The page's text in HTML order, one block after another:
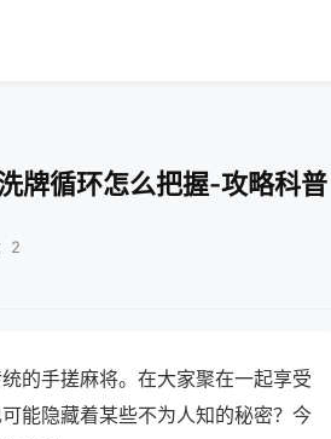
牌循环怎么把握-攻略科普
2
的手搓麻将。在大家聚在一起享受
能隐藏着某些不为人知的秘密？今